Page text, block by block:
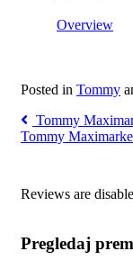
Overview
Posted in Tommy
Tommy
Tommy
Reviews are
Pregledaj